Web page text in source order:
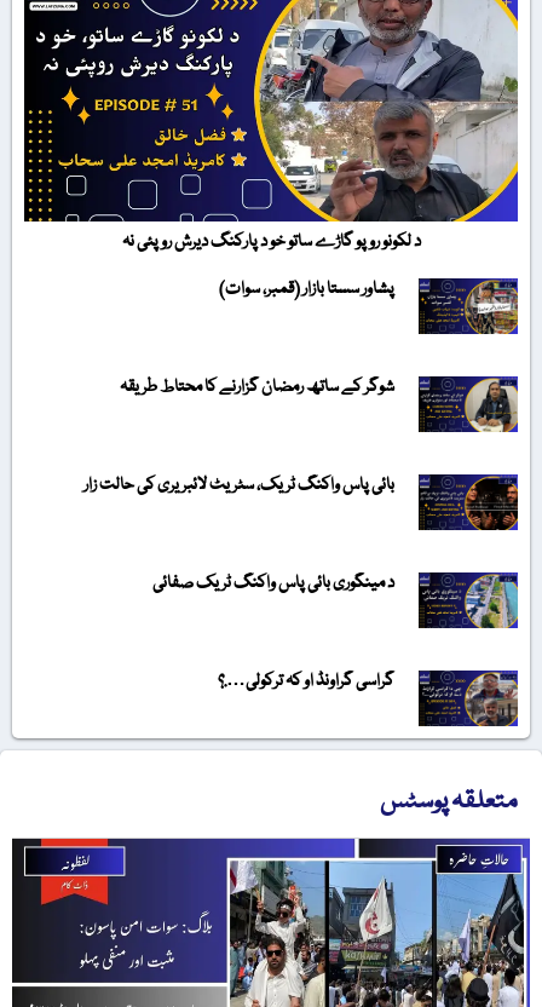
د لکونو روپو گاڑے ساتو خو د پارکنگ دیرش روپئی نہ
پشاور سستا بازار (قمبر، سوات)
شوگر کے ساتھ رمضان گزارنے کا محتاط طریقہ
بائی پاس واکنگ ٹریک، سٹریٹ لائبریری کی حالت زار
د مینگوری بائی پاس واکنگ ٹریک صفائی
گراسی گراونڈ او کہ ترکولی….؟
متعلقہ پوسٹس